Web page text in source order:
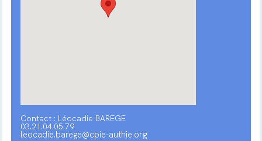
Contact : Léocadie BAREGE
03.21.04.05.79
leocadie.barege@cpie-authie.org